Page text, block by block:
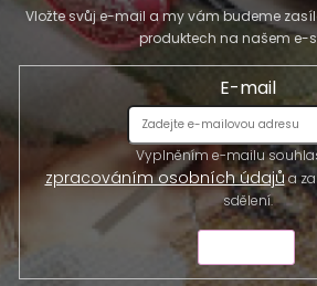
Vložte svůj e-mail a my vám budeme
produktech na našem e-
E-mail
Vyplněním e-mailu
zpracováním osobních údajůa
sdělení.